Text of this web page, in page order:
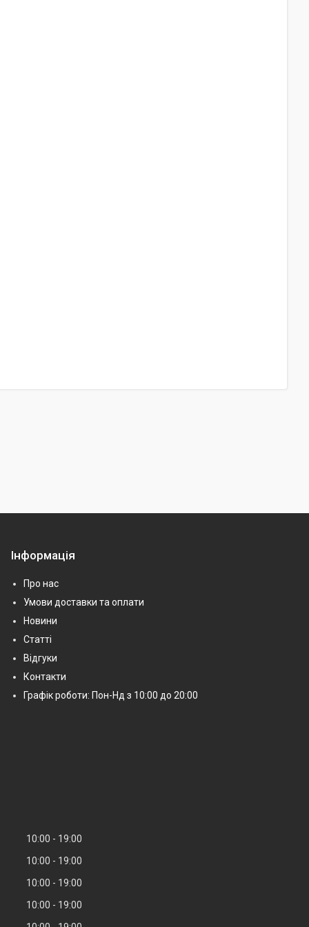
Інформація
Про нас
Умови доставки та оплати
Новини
Статті
Відгуки
Контакти
Графік роботи: Пон-Нд з 10:00 до 20:00
10:00
19:00
10:00
19:00
10:00
19:00
10:00
19:00